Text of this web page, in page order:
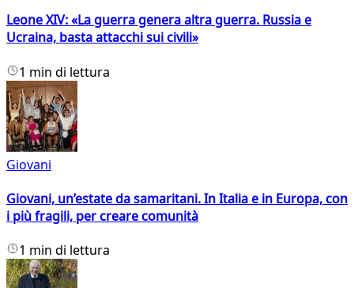
Leone XIV: «La guerra genera altra guerra. Russia e
Ucraina, basta attacchi sui civili»
1 min di lettura
Giovani
Giovani, un’estate da samaritani. In Italia e in Europa, con
i più fragili, per creare comunità
1 min di lettura